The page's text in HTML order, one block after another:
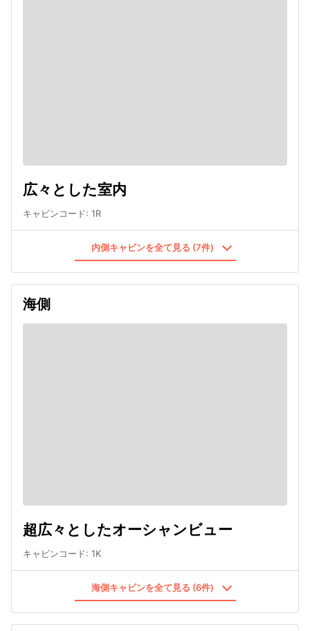
広々とした室内
キャビンコード: 1R
内側キャビンを全て見る (7件)
海側
超広々としたオーシャンビュー
キャビンコード: 1K
海側キャビンを全て見る (6件)